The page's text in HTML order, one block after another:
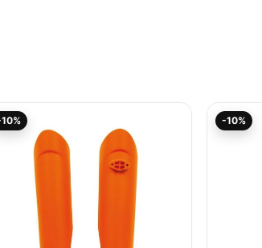
28,36€
ist:
25,53€.
-10%